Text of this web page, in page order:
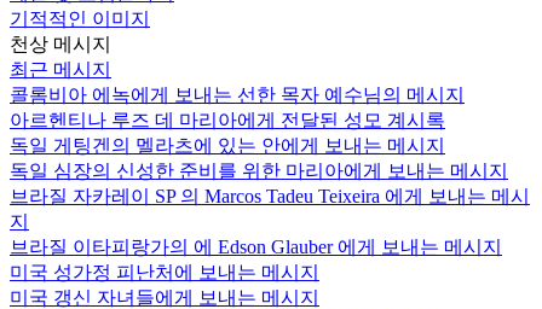
기적적인 이미지
천상 메시지
최근 메시지
콜롬비아 에녹에게 보내는 선한 목자 예수님의 메시지
아르헨티나 루즈 데 마리아에게 전달된 성모 계시록
독일 게팅겐의 멜라츠에 있는 안에게 보내는 메시지
독일 심장의 신성한 준비를 위한 마리아에게 보내는 메시지
브라질 자카레이 SP 의 Marcos Tadeu Teixeira 에게 보내는 메시
지
브라질 이타피랑가의 에 Edson Glauber 에게 보내는 메시지
미국 성가정 피난처에 보내는 메시지
미국 갱신 자녀들에게 보내는 메시지